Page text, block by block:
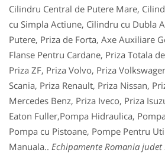
Cilindru Central de Putere Mare,
cu Simpla Actiune, Cilindru cu Dubla
Putere, Priza de Forta, Axe Auxiliare
Flanse Pentru Cardane, Priza Totala
Priza ZF, Priza Volvo, Priza
Scania, Priza Renault, Priza Nissan,
Mercedes Benz, Priza Iveco, Priza
Eaton Fuller,Pompa Hidraulica,
Pompa cu Pistoane, Pompe Pentru
Manuala.. Echipamente Romania judet